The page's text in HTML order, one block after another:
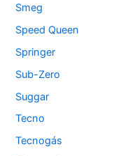
Smeg
Speed Queen
Springer
Sub-Zero
Suggar
Tecno
Tecnogás